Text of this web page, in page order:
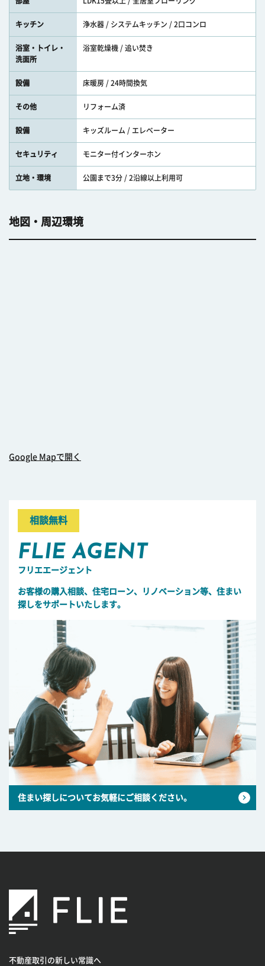
キッチン 浄水器 / システムキッチン / 2口コンロ
浴室・トイレ・
洗面所
浴室乾燥機 / 追い焚き
設備 床暖房 / 24時間換気
その他 リフォーム済
設備 キッズルーム / エレベーター
セキュリティ モニター付インターホン
立地・環境 公園まで3分 / 2沿線以上利用可
地図・周辺環境
Google Mapで開く
相談無料
FLIE AGENT
フリエエージェント
お客様の購入相談、住宅ローン、リノベーション等、住まい
探しをサポートいたします。
住まい探しについてお気軽にご相談ください。
不動産取引の新しい常識へ